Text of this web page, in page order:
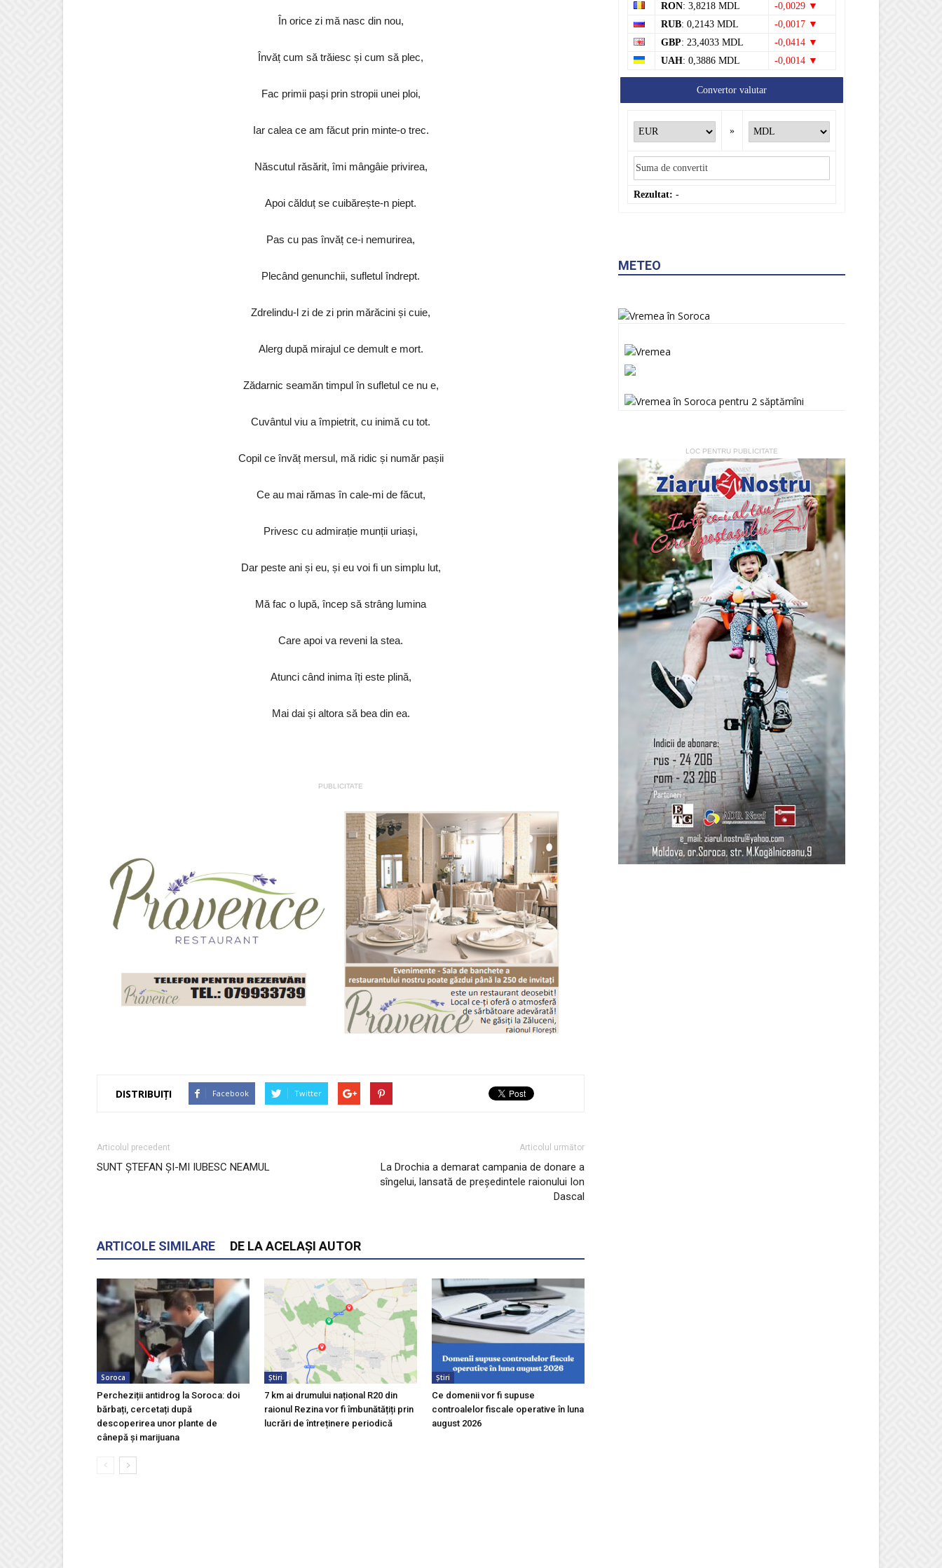
În orice zi mă nasc din nou,
Învăț cum să trăiesc și cum să plec,
Fac primii pași prin stropii unei ploi,
Iar calea ce am făcut prin minte-o trec.
Născutul răsărit, îmi mângâie privirea,
Apoi călduț se cuibărește-n piept.
Pas cu pas învăț ce-i nemurirea,
Plecând genunchii, sufletul îndrept.
Zdrelindu-l zi de zi prin mărăcini și cuie,
Alerg după mirajul ce demult e mort.
Zădarnic seamăn timpul în sufletul ce nu e,
Cuvântul viu a împietrit, cu inimă cu tot.
Copil ce învăț mersul, mă ridic și număr pașii
Ce au mai rămas în cale-mi de făcut,
Privesc cu admirație munții uriași,
Dar peste ani și eu, și eu voi fi un simplu lut,
Mă fac o lupă, încep să strâng lumina
Care apoi va reveni la stea.
Atunci când inima îți este plină,
Mai dai și altora să bea din ea.
PUBLICITATE
DISTRIBUIȚI Facebook Twitter
Articolul precedent
SUNT ȘTEFAN ȘI-MI IUBESC NEAMUL
Articolul următor
La Drochia a demarat campania de donare a
sîngelui, lansată de președintele raionului Ion
Dascal
ARTICOLE SIMILARE DE LA ACELAȘI AUTOR
Soroca
Percheziții antidrog la Soroca: doi
bărbați, cercetați după
descoperirea unor plante de
cânepă și marijuana
Știri
7 km ai drumului național R20 din
raionul Rezina vor fi îmbunătățiți prin
lucrări de întreținere periodică
Știri
Ce domenii vor fi supuse
controalelor fiscale operative în luna
august 2026
RON: 3,8218 MDL
-0,0029 ▼
RUB: 0,2143 MDL
-0,0017 ▼
GBP: 23,4033 MDL
-0,0414 ▼
UAH: 0,3886 MDL -0,0014 ▼
Convertor valutar
»
Rezultat: -
METEO
LOC PENTRU PUBLICITATE